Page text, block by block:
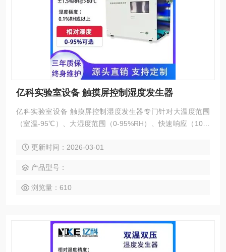
亿科实验室设备 触摸屏控制湿度发生器
亿科实验室设备 触摸屏控制湿度发生器专门针对大温度范围
（室温-95℃）、大湿度范围（0-95%RH）、快速响应（10秒
器。它采用双温双压来发生湿度，但是在饱和器、分流控制算
更新时间：2026-03-01
产品型号：
浏览量：610